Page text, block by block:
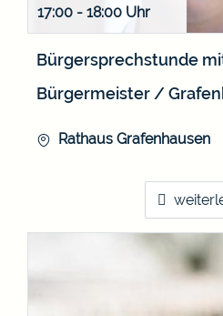
17:00 - 18:00
Bürgersprechstunde
Bürgermeister /
Rathaus Grafenhausen